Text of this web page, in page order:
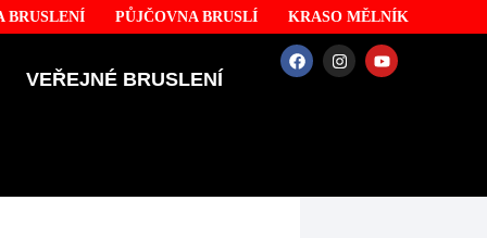
BRUSLENÍ PŮJČOVNA BRUSLÍ KRASO MĚLNÍK
VEŘEJNÉ BRUSLENÍ